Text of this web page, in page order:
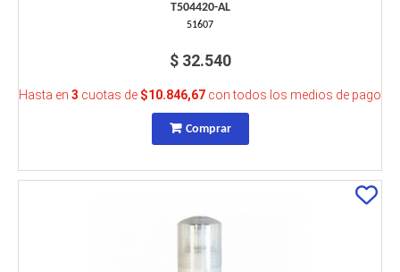
T504420-AL
51607
$ 32.540
Hasta en 3 cuotas de $10.846,67 con todos los medios de pago
Comprar